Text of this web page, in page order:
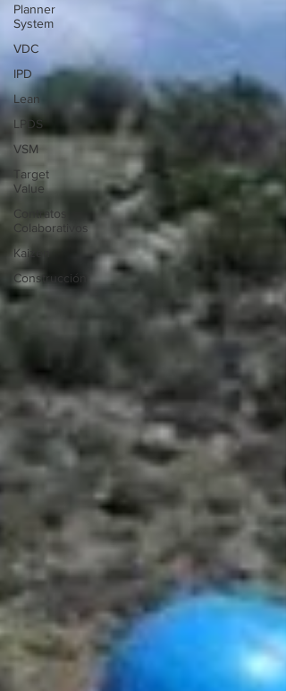
Planner
System
VDC
IPD
Lean
LPDS
VSM
Target
Value
Contratos
Colaborativos
Kaizen
Construcción